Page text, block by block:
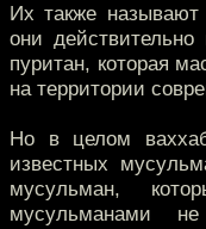
Их также называют
они действительно
пуритан, которая
на территории
Но в целом
известных
мусульман,
мусульманами